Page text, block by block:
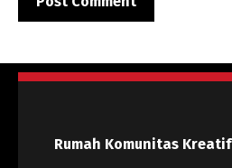
Rumah Komunitas Kreatif